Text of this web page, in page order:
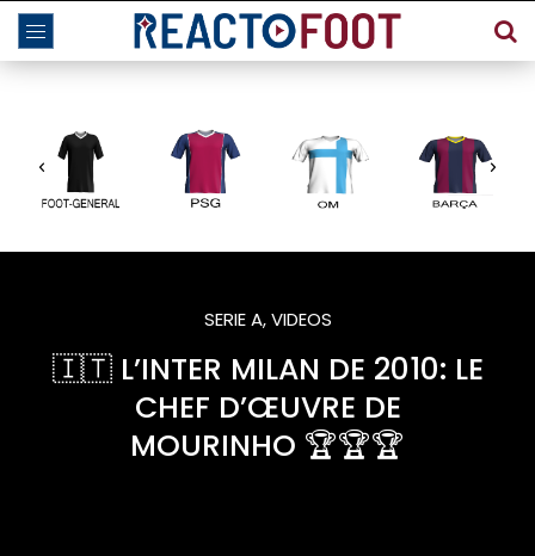
SERIE A,VIDEOS
🇮🇹 L’INTER MILAN DE 2010: LE
CHEF D’ŒUVRE DE
MOURINHO 🏆🏆🏆